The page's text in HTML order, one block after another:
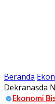
Beranda
Dekranasda
Ekonomi